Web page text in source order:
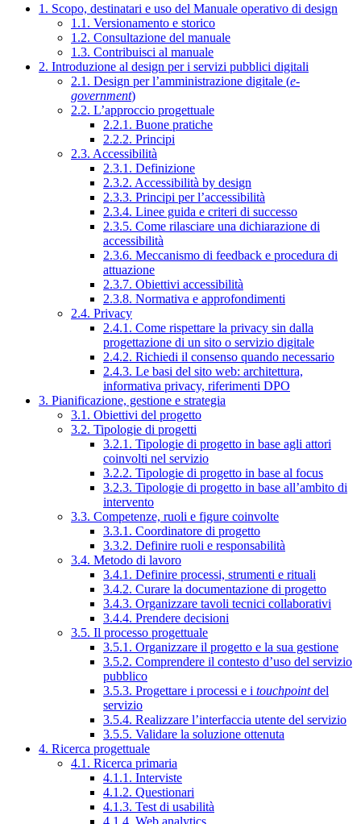
1. Scopo, destinatari e uso del Manuale operativo di design
1.1. Versionamento e storico
1.2. Consultazione del manuale
1.3. Contribuisci al manuale
2. Introduzione al design per i servizi pubblici digitali
2.1. Design per l’amministrazione digitale (e-
government)
2.2. L’approccio progettuale
2.2.1. Buone pratiche
2.2.2. Principi
2.3. Accessibilità
2.3.1. Definizione
2.3.2. Accessibilità by design
2.3.3. Principi per l’accessibilità
2.3.4. Linee guida e criteri di successo
2.3.5. Come rilasciare una dichiarazione di
accessibilità
2.3.6. Meccanismo di feedback e procedura di
attuazione
2.3.7. Obiettivi accessibilità
2.3.8. Normativa e approfondimenti
2.4. Privacy
2.4.1. Come rispettare la privacy sin dalla
progettazione di un sito o servizio digitale
2.4.2. Richiedi il consenso quando necessario
2.4.3. Le basi del sito web: architettura,
informativa privacy, riferimenti DPO
3. Pianificazione, gestione e strategia
3.1. Obiettivi del progetto
3.2. Tipologie di progetti
3.2.1. Tipologie di progetto in base agli attori
coinvolti nel servizio
3.2.2. Tipologie di progetto in base al focus
3.2.3. Tipologie di progetto in base all’ambito di
intervento
3.3. Competenze, ruoli e figure coinvolte
3.3.1. Coordinatore di progetto
3.3.2. Definire ruoli e responsabilità
3.4. Metodo di lavoro
3.4.1. Definire processi, strumenti e rituali
3.4.2. Curare la documentazione di progetto
3.4.3. Organizzare tavoli tecnici collaborativi
3.4.4. Prendere decisioni
3.5. Il processo progettuale
3.5.1. Organizzare il progetto e la sua gestione
3.5.2. Comprendere il contesto d’uso del servizio
pubblico
3.5.3. Progettare i processi e i touchpointdel
servizio
3.5.4. Realizzare l’interfaccia utente del servizio
3.5.5. Validare la soluzione ottenuta
4. Ricerca progettuale
4.1. Ricerca primaria
4.1.1. Interviste
4.1.2. Questionari
4.1.3. Test di usabilità
4.1.4. Web analytics